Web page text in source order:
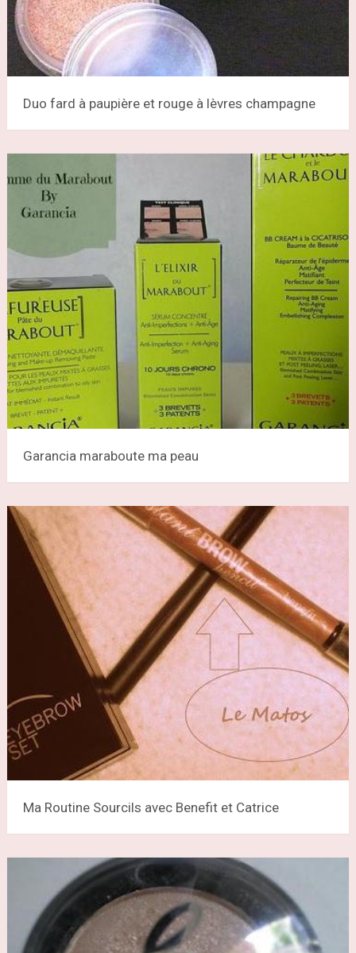
Duo fard à paupière et rouge à lèvres champagne
Garancia maraboute ma peau
Ma Routine Sourcils avec Benefit et Catrice